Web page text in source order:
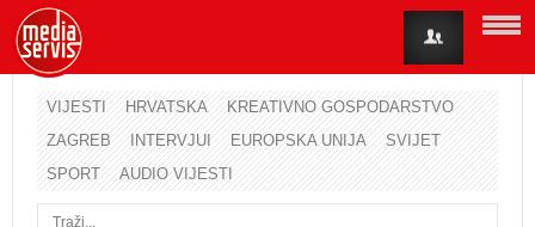
VIJESTI HRVATSKA
KREATIVNO GOSPODARSTVO
ZAGREB
INTERVJUI EUROPSKA UNIJA
SVIJET
SPORT
AUDIO VIJESTI
Korisničko ime
Lozinka